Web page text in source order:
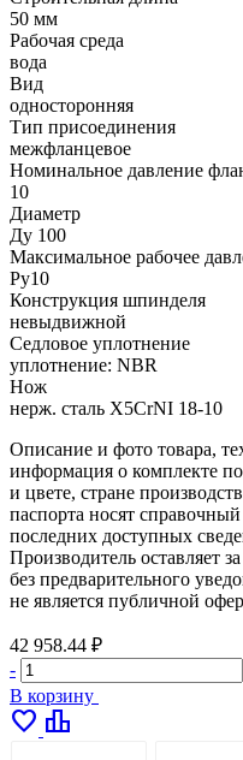
50 мм
Рабочая среда
вода
Вид
односторонняя
Тип присоединения
межфланцевое
Номинальное давление
10
Диаметр
Ду 100
Максимальное рабочее
Ру10
Конструкция шпинделя
невыдвижной
Седловое уплотнение
уплотнение: NBR
Нож
нерж. сталь X5CrNI 18-10
Описание и фото товара,
информация о комплекте
и цвете, стране
паспорта носят
последних доступных
Производитель оставляет
без предварительного
не является публичной
42 958.44 ₽
-
В корзину
favorite leaderboard